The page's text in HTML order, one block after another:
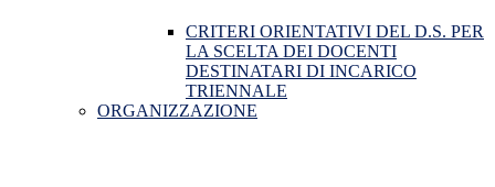
CRITERI ORIENTATIVI DEL D.S. PER
LA SCELTA DEI DOCENTI
DESTINATARI DI INCARICO
TRIENNALE
ORGANIZZAZIONE